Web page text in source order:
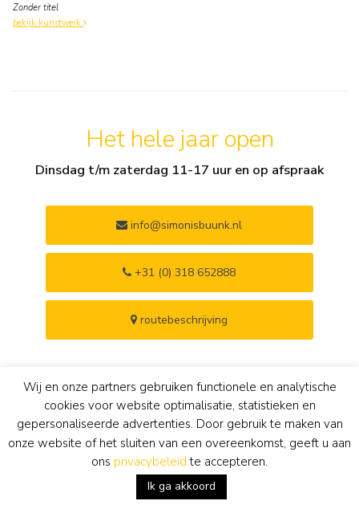
Zonder titel
bekijk kunstwerk
Het hele jaar open
Dinsdag t/m zaterdag 11-17 uur en op afspraak
info@simonisbuunk.nl
+31 (0) 318 652888
routebeschrijving
12 maanden ruilrecht 100% authenticiteitsgarantie
taxatierapport voor
verzekering
gerestaureerd in eigen atelier
Wij en onze partners gebruiken functionele en analytische
cookies voor website optimalisatie, statistieken en
gepersonaliseerde advertenties. Door gebruik te maken van
onze website of het sluiten van een overeenkomst, geeft u aan
ons privacybeleid te accepteren.
Ik ga akkoord